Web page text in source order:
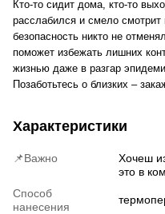
Кто-то сидит дома, кто-то
расслабился и смело
безопасность никто не
поможет избежать лишних
жизнью даже в разгар
Позаботьтесь о близких –
Характеристики
📌Важно
Хочеш
это в
Способ
нанесения